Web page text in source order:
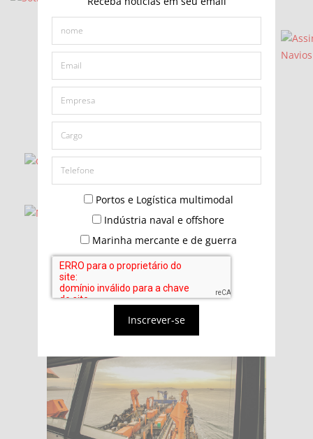
Portos e Logística multimodal
Indústria naval e offshore
Marinha mercante e de guerra
Inscrever-se